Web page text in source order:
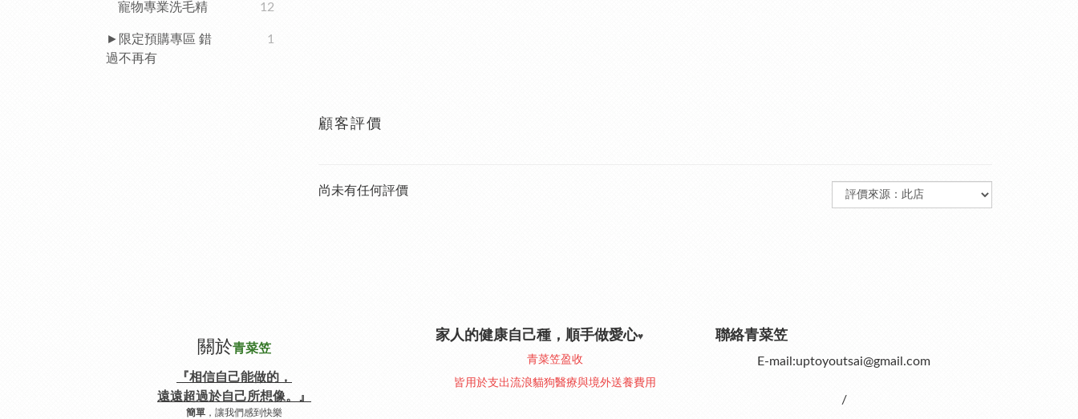
寵物專業洗毛精
12
►限定預購專區 錯
過不再有
1
顧客評價
尚未有任何評價
關於青菜笠
『相信自己能做的，
遠遠超過於自己所想像。』
簡單 ，讓我們感到快樂
家人的健康自己種，順手做愛心♥︎
青菜笠盈收
皆用於支出流浪貓狗醫療與境外送養費用
聯絡青菜笠
E-mail:uptoyoutsai@gmail.com
/